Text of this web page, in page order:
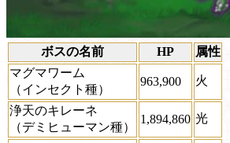
ボスの名前 HP
属性
マグマワーム
（インセクト種）
963,900 火
浄天のキレーネ
（デミヒューマン種）
1,894,860 光